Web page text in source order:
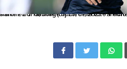
Auronzo di Cadore (Bl) 23/07/2023 - amichevole / Lazio-Triestina / foto Daniele Buffa/Image Sport nella foto: Pedro